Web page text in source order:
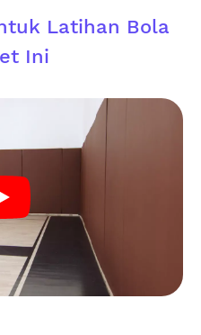
Latihan Bola
Ini